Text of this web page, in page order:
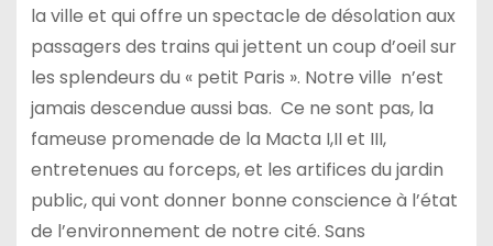
la ville et qui offre un spectacle de désolation aux
passagers des trains qui jettent un coup d’oeil sur
les splendeurs du « petit Paris ». Notre ville n’est
jamais descendue aussi bas. Ce ne sont pas, la
fameuse promenade de la Macta I,II et III,
entretenues au forceps, et les artifices du jardin
public, qui vont donner bonne conscience à l’état
de l’environnement de notre cité. Sans